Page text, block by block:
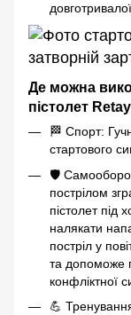
Де можна
пістолет
🏁 Спорт:
стартового
🛡️
пострілом
пістолет під
налякати
постріл у
та допоможе
конфліктної
💪